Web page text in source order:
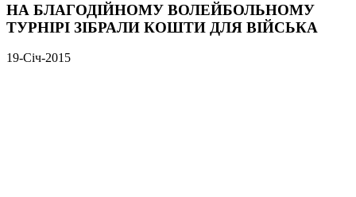
НА БЛАГОДІЙНОМУ ВОЛЕЙБОЛЬНОМУ
ТУРНІРІ ЗІБРАЛИ КОШТИ ДЛЯ ВІЙСЬКА
19-Січ-2015